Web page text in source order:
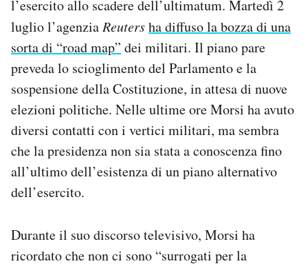
l’esercito allo scadere dell’ultimatum. Martedì 2
luglio l’agenziaReutersha diffuso la bozza di una
sorta di “road map” dei militari. Il piano pare
preveda lo scioglimento del Parlamento e la
sospensione della Costituzione, in attesa di nuove
elezioni politiche. Nelle ultime ore Morsi ha avuto
diversi contatti con i vertici militari, ma sembra
che la presidenza non sia stata a conoscenza fino
all’ultimo dell’esistenza di un piano alternativo
dell’esercito.
Durante il suo discorso televisivo, Morsi ha
ricordato che non ci sono “surrogati per la